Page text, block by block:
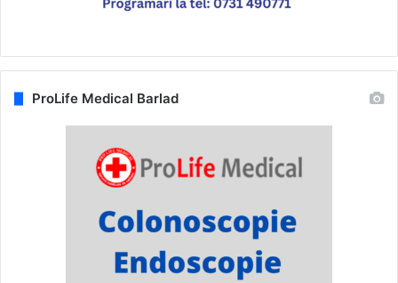
ProLife Medical Barlad